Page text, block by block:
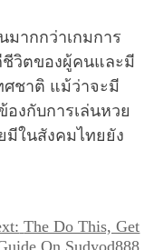
มากกว่าเกมการ
ชีวิตของผู้คนและมี
ชาติ แม้ว่าจะมี
งกับการเล่นหวย
ในสังคมไทยยัง
The Do This, Get